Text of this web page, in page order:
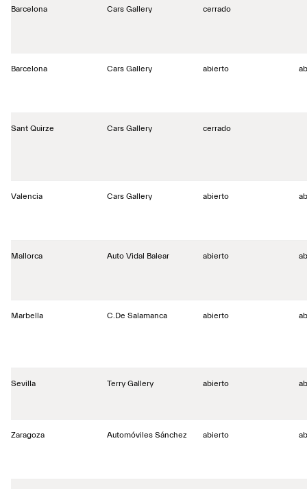
Barcelona Cars Gallery cerrado
Barcelona Cars Gallery abierto
Sant Quirze Cars Gallery cerrado
Valencia Cars Gallery abierto
Mallorca Auto Vidal Balear abierto
Marbella C.De Salamanca abierto
Sevilla Terry Gallery abierto
Zaragoza Automóviles Sánchez abierto